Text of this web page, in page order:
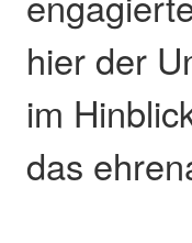
hier der
im
das